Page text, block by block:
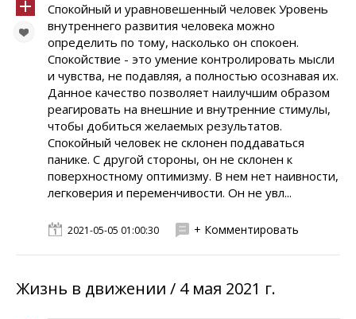
Спокойный и уравновешенный человек Уровень
внутреннего развития человека можно
определить по тому, насколько он спокоен.
Спокойствие - это умение контролировать мысли
и чувства, не подавляя, а полностью осознавая их.
Данное качество позволяет наилучшим образом
реагировать на внешние и внутренние стимулы,
чтобы добиться желаемых результатов.
Спокойный человек не склонен поддаваться
панике. С другой стороны, он не склонен к
поверхностному оптимизму. В нем нет наивности,
легковерия и переменчивости. Он не увл...
2021-05-05 01:00:30 + Комментировать
Жизнь в движении / 4 мая 2021 г.